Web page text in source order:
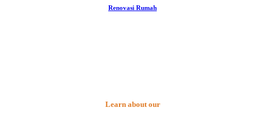
Renovasi Rumah
Learn about our